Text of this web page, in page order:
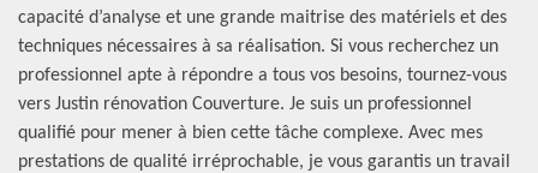
capacité d’analyse et une grande maitrise des matériels et des
techniques nécessaires à sa réalisation. Si vous recherchez un
professionnel apte à répondre a tous vos besoins, tournez-vous
vers Justin rénovation Couverture. Je suis un professionnel
qualifié pour mener à bien cette tâche complexe. Avec mes
prestations de qualité irréprochable, je vous garantis un travail